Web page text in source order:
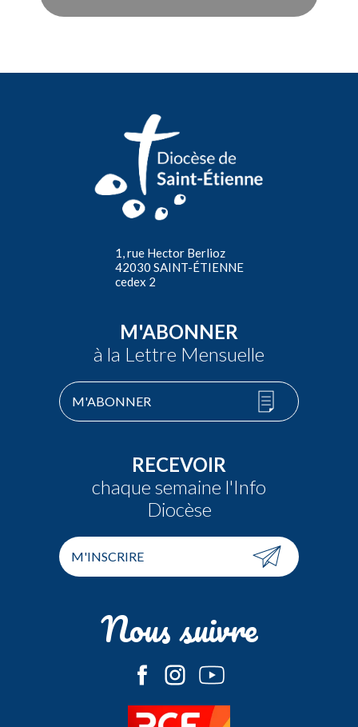
1, rue Hector Berlioz
42030 SAINT-ÉTIENNE
cedex 2
M'ABONNER
à la Lettre Mensuelle
M'ABONNER
RECEVOIR
chaque semaine l'Info
Diocèse
M'INSCRIRE
Nous suivre